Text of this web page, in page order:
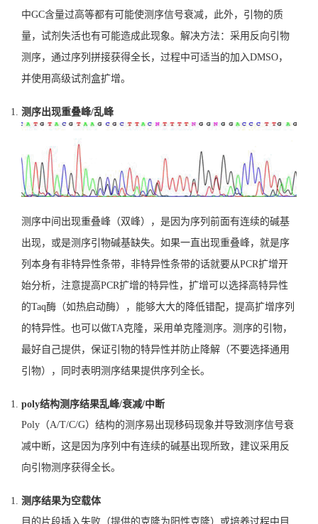
中GC含量过高等都有可能使测序信号衰减，此外，引物的质
量，试剂失活也有可能造成此现象。解决方法：采用反向引物
测序，通过序列拼接获得全长，过程中可适当的加入DMSO，
并使用高级试剂盒扩增。
测序出现重叠峰/乱峰
测序中间出现重叠峰（双峰），是因为序列前面有连续的碱基
出现，或是测序引物碱基缺失。如果一直出现重叠峰，就是序
列本身有非特异性条带，非特异性条带的话就要从PCR扩增开
始分析，注意提高PCR扩增的特异性 ，扩增可以选择高特异性
的Taq酶（如热启动酶），能够大大的降低错配，提高扩增序列
的特异性。也可以做TA克隆，采用单克隆测序。测序的引物，
最好自己提供，保证引物的特异性并防止降解（不要选择通用
引物），同时表明测序结果提供序列全长。
poly结构测序结果乱峰/衰减/中断
Poly（A/T/C/G）结构的测序易出现移码现象并导致测序信号衰
减中断，这是因为序列中有连续的碱基出现所致，建议采用反
向引物测序获得全长。
测序结果为空载体
目的片段插入失败（提供的克隆为阳性克隆）或培养过程中目